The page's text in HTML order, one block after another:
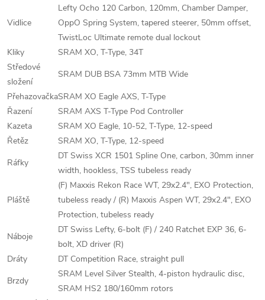
Vidlice
Lefty Ocho 120 Carbon, 120mm, Chamber Damper,
OppO Spring System, tapered steerer, 50mm offset,
TwistLoc Ultimate remote dual lockout
Kliky
SRAM XO, T-Type, 34T
Středové
složení
SRAM DUB BSA 73mm MTB Wide
PřehazovačkaSRAM XO Eagle AXS, T-Type
Řazení
SRAM AXS T-Type Pod Controller
Kazeta
SRAM XO Eagle, 10-52, T-Type, 12-speed
Řetěz
SRAM XO, T-Type, 12-speed
Ráfky
DT Swiss XCR 1501 Spline One, carbon, 30mm inner
width, hookless, TSS tubeless ready
Pláště
(F) Maxxis Rekon Race WT, 29x2.4", EXO Protection,
tubeless ready / (R) Maxxis Aspen WT, 29x2.4", EXO
Protection, tubeless ready
Náboje
DT Swiss Lefty, 6-bolt (F) / 240 Ratchet EXP 36, 6-
bolt, XD driver (R)
Dráty
DT Competition Race, straight pull
Brzdy
SRAM Level Silver Stealth, 4-piston hydraulic disc,
SRAM HS2 180/160mm rotors